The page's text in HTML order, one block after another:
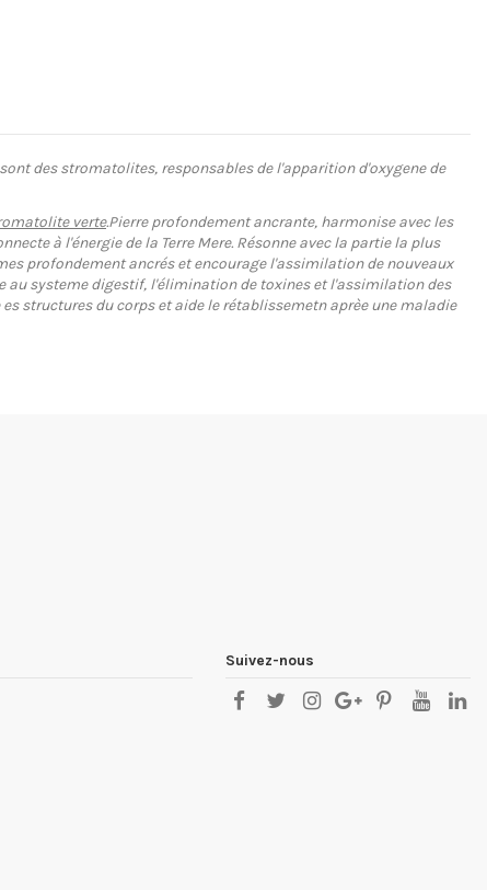
des stromatolites, responsables de l'apparition d'oxygene de
verte.Pierre profondement ancrante, harmonise avec les
à l'énergie de la Terre Mere. Résonne avec la partie la plus
profondement ancrés et encourage l'assimilation de nouveaux
au systeme digestif, l'élimination de toxines et l'assimilation des
structures du corps et aide le rétablissemetn aprèe une maladie
Suivez-nous